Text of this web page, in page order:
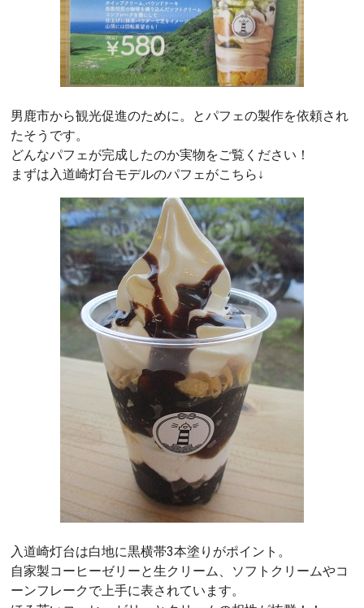
男鹿市から観光促進のために。とパフェの製作を依頼され
たそうです。
どんなパフェが完成したのか実物をご覧ください！
まずは入道崎灯台モデルのパフェがこちら↓
入道崎灯台は白地に黒横帯3本塗りがポイント。
自家製コーヒーゼリーと生クリーム、ソフトクリームやコ
ーンフレークで上手に表されています。